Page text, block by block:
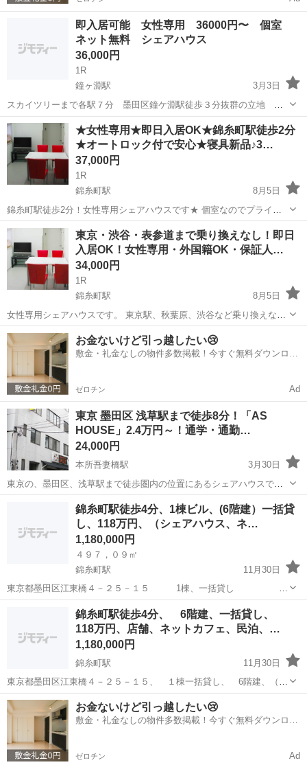
即入居可能 女性専用 36000円〜 個室
ネット無料 シェアハウス
36,000円
1R
鐘ヶ淵駅
3月3日
スカイツリーまで各駅７分 墨田区鐘ケ淵駅徒歩３分抜群の立地 女
性限定家具鑰付き個室６部屋少人数制で格安の36.000〜 墨田区鐘ケ淵
駅より３分の抜群の立地に女性６名限定で家具鍵付き個室3.６０００
～ 家賃以外実費光熱費の...
東京 墨田区 鐘ヶ淵駅 シェアハウス 無料
★女性専用★即日入居OK★錦糸町駅徒歩2分
★オートロック付で安心★寝具新品♪3…
37,000円
1R
錦糸町駅
8月5日
錦糸町駅徒歩2分！女性専用シェアハウスです★ 個室なのでプライベ
ートも守られて安心！！ 外国籍・水商売・風俗ご相談下さい。 ★毎月
のお家賃★ 賃料：37,000円 管理費：10,000円（水道光熱費込）...
東京 墨田区 錦糸町駅 シェアハウス room
東京・渋谷・表参道まで乗り換えなし！即日
入居OK！女性専用・外国籍OK・保証人…
34,000円
1R
錦糸町駅
8月5日
女性専用シェアハウスです。 東京駅、秋葉原、渋谷など乗り換えな
し！ 総武線、半蔵門線の2路線利用できます！ 外国人OK！即入居
OK！保証人不要！ 水商売・風俗の方もご相談下さい。 寝具新品で
す！ ★毎...
東京 墨田区 錦糸町駅 シェアハウス room
お金ないけど引っ越したい😢
敷金・礼金なしの物件多数掲載！今すぐ無料ダウンロー
ゼロチン Ad
東京 墨田区 浅草駅まで徒歩8分！「AS
HOUSE」2.4万円～！通学・通勤…
24,000円
本所吾妻橋駅
3月30日
東京の、墨田区、浅草駅まで徒歩圏内の位置にあるシェアハウスで
す。このシェアハウスはドミトリータイプなら2.4万円から入居できる
ことが特徴です。コンビニまで徒歩2分という便利な立地のほか、スカ
イツリーや浅草寺にも近いです。内装...
本所吾妻橋駅 シェアハウス 男性
錦糸町駅徒歩4分、1棟ビル、(6階建）一括貸
し、118万円、（シェアハウス、ネ…
1,180,000円
４９７，０９㎡
錦糸町駅
11月30日
東京都墨田区江東橋４－２５－１５ 1棟、一括貸し ６
階建（４９７，０９㎡）最寄駅 錦糸町駅 徒歩４分 エレベータ
ー有 （2面道路）1階から４階（９８，６４㎡） 賃料 118万
円 現況 (スケルト...
錦糸町駅 シェアハウス 貸し
錦糸町駅徒歩4分、 6階建、一括貸し、
118万円、店舗、ネットカフェ、民泊、…
1,180,000円
錦糸町駅
11月30日
東京都墨田区江東橋４－２５－１５、 １棟一括貸し、 6階建、（４
９７，０９㎡） 最寄駅、錦糸町駅 徒歩4分 現況 スケルトン 1
階 ９８，６４㎡ 2階９８，６４㎡ 賃料 118万円 (エレ
ベーター有） 3...
東京 墨田区 錦糸町駅 シェアハウス 貸し
お金ないけど引っ越したい😢
敷金・礼金なしの物件多数掲載！今すぐ無料ダウンロー
ゼロチン Ad